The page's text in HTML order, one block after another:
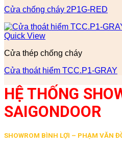
Cửa chống cháy 2P1G-RED
Quick View
Cửa thép chống cháy
Cửa thoát hiểm TCC.P1-GRAY
HỆ THỐNG
SAIGONDOOR
SHOWROM BÌNH LỢI – PHẠM VĂN